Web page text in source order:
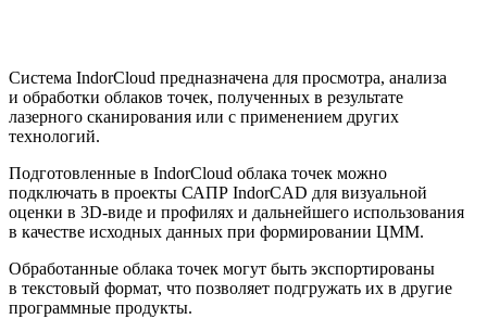
Система IndorCloud предназначена для просмотра, анализа
и обработки облаков точек, полученных в результате
лазерного сканирования или с применением других
технологий.
Подготовленные в IndorCloud облака точек можно
подключать в проекты САПР IndorCAD для визуальной
оценки в 3D-виде и профилях и дальнейшего использования
в качестве исходных данных при формировании ЦММ.
Обработанные облака точек могут быть экспортированы
в текстовый формат, что позволяет подгружать их в другие
программные продукты.